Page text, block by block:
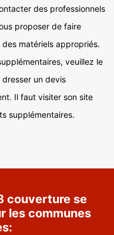
des professionnels
proposer de faire
matériels appropriés.
veuillez le
un devis
Il faut visiter son site
supplémentaires.
couverture se
les communes